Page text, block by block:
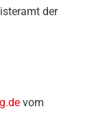
der
vom